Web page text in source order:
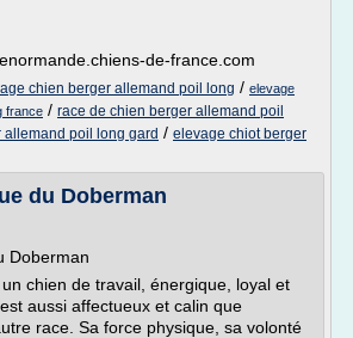
de-france.com
chien berger allemand poil long / elevage
france / race de chien berger allemand poil
poil long gard / elevage chiot berger
du Doberman
Doberman
chien de travail, énergique, loyal et
aussi affectueux et calin que
race. Sa force physique, sa volonté